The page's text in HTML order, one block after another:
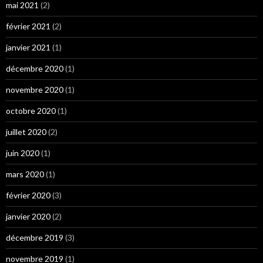
mai 2021 (2)
février 2021 (2)
janvier 2021 (1)
décembre 2020(1)
novembre 2020(1)
octobre 2020(1)
juillet 2020(2)
juin 2020(1)
mars 2020(1)
février 2020(3)
janvier 2020(2)
décembre 2019 (3)
novembre 2019 (1)